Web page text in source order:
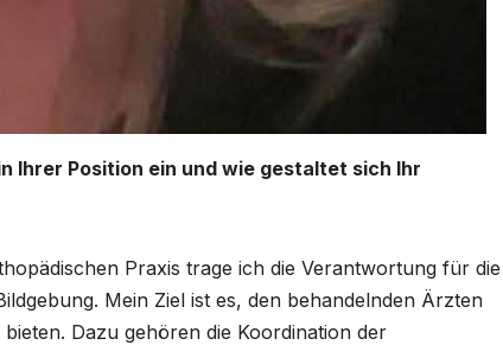
Ihrer Position ein und wie gestaltet sich Ihr
Praxis trage ich die Verantwortung für die
Mein Ziel ist es, den behandelnden Ärzten
Dazu gehören die Koordination der